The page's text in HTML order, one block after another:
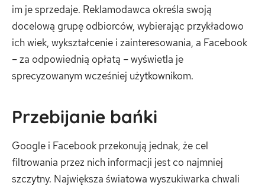
im je sprzedaje. Reklamodawca określa swoją
docelową grupę odbiorców, wybierając przykładowo
ich wiek, wykształcenie i zainteresowania, a Facebook
– za odpowiednią opłatą – wyświetla je
sprecyzowanym wcześniej użytkownikom.
Przebijanie bańki
Google i Facebook przekonują jednak, że cel
filtrowania przez nich informacji jest co najmniej
szczytny. Największa światowa wyszukiwarka chwali